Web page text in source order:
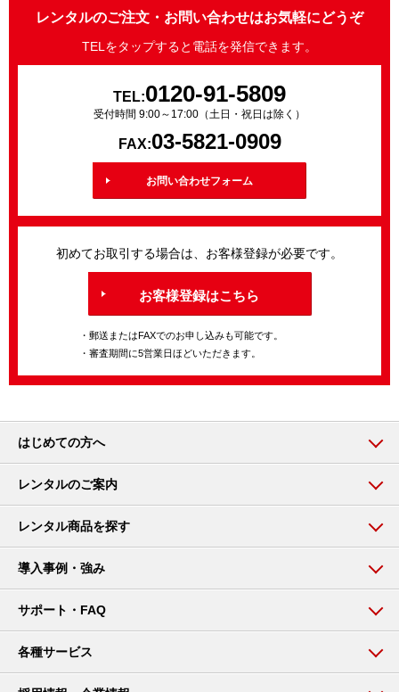
レンタルのご注文・お問い合わせはお気軽にどうぞ
TELをタップすると電話を発信できます。
TEL:0120-91-5809
受付時間 9:00～17:00（土日・祝日は除く）
FAX:03-5821-0909
お問い合わせフォーム
初めてお取引する場合は、お客様登録が必要です。
お客様登録はこちら
・郵送またはFAXでのお申し込みも可能です。
・審査期間に5営業日ほどいただきます。
はじめての方へ
レンタルのご案内
レンタル商品を探す
導入事例・強み
サポート・FAQ
各種サービス